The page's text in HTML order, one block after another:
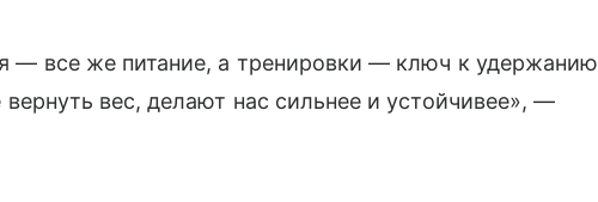
— все же питание, а тренировки — ключ к удержанию
вес, делают нас сильнее и устойчивее», —